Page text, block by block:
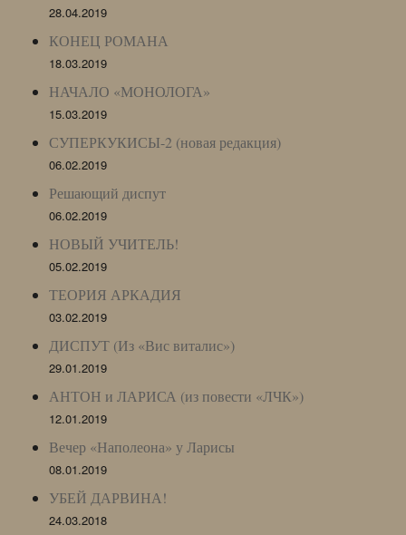
28.04.2019
КОНЕЦ РОМАНА
18.03.2019
НАЧАЛО «МОНОЛОГА»
15.03.2019
СУПЕРКУКИСЫ-2 (новая редакция)
06.02.2019
Решающий диспут
06.02.2019
НОВЫЙ УЧИТЕЛЬ!
05.02.2019
ТЕОРИЯ АРКАДИЯ
03.02.2019
ДИСПУТ (Из «Вис виталис»)
29.01.2019
АНТОН и ЛАРИСА (из повести «ЛЧК»)
12.01.2019
Вечер «Наполеона» у Ларисы
08.01.2019
УБЕЙ ДАРВИНА!
24.03.2018